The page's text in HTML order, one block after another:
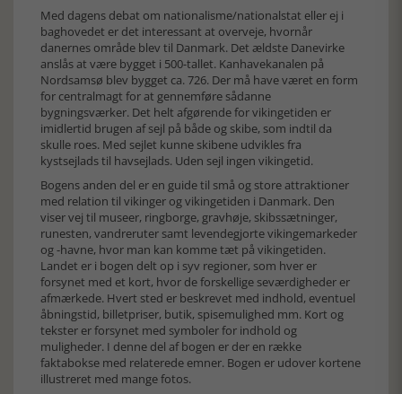
Med dagens debat om nationalisme/nationalstat eller ej i
baghovedet er det interessant at overveje, hvornår
danernes område blev til Danmark. Det ældste Danevirke
anslås at være bygget i 500-tallet. Kanhavekanalen på
Nordsamsø blev bygget ca. 726. Der må have været en form
for centralmagt for at gennemføre sådanne
bygningsværker. Det helt afgørende for vikingetiden er
imidlertid brugen af sejl på både og skibe, som indtil da
skulle roes. Med sejlet kunne skibene udvikles fra
kystsejlads til havsejlads. Uden sejl ingen vikingetid.
Bogens anden del er en guide til små og store attraktioner
med relation til vikinger og vikingetiden i Danmark. Den
viser vej til museer, ringborge, gravhøje, skibssætninger,
runesten, vandreruter samt levendegjorte vikingemarkeder
og -havne, hvor man kan komme tæt på vikingetiden.
Landet er i bogen delt op i syv regioner, som hver er
forsynet med et kort, hvor de forskellige seværdigheder er
afmærkede. Hvert sted er beskrevet med indhold, eventuel
åbningstid, billetpriser, butik, spisemulighed mm. Kort og
tekster er forsynet med symboler for indhold og
muligheder. I denne del af bogen er der en række
faktabokse med relaterede emner. Bogen er udover kortene
illustreret med mange fotos.